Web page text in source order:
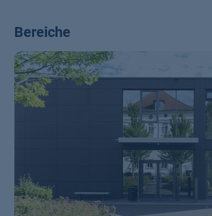
Bereiche